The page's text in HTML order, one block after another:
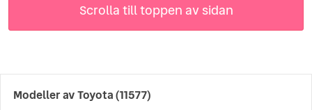
Scrolla till toppen av sidan
Modeller avToyota(11577)